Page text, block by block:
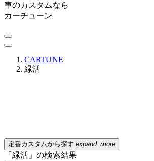
車のカスタムなら
カーチューン
CARTUNE
緑活
定番カスタムから探す expand_more
「緑活」の検索結果